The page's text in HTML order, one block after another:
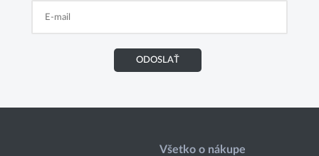
ODOSLAŤ
Všetko o nákupe